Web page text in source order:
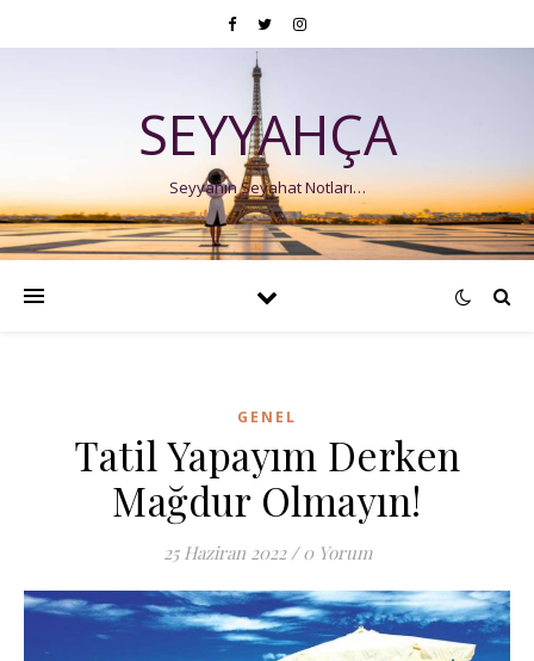
SEYYAHÇA
Seyyahın Seyahat Notları…
GENEL
Tatil Yapayım Derken
Mağdur Olmayın!
25 Haziran 2022 / 0 Yorum